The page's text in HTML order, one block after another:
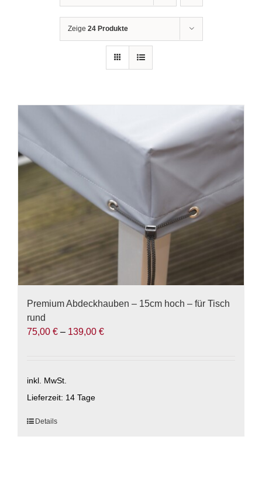
Zeige 24 Produkte
Premium Abdeckhauben – 15cm hoch – für Tisch
rund
75,00 € – 139,00 €
inkl. MwSt.
Lieferzeit: 14 Tage
Dieses
Details